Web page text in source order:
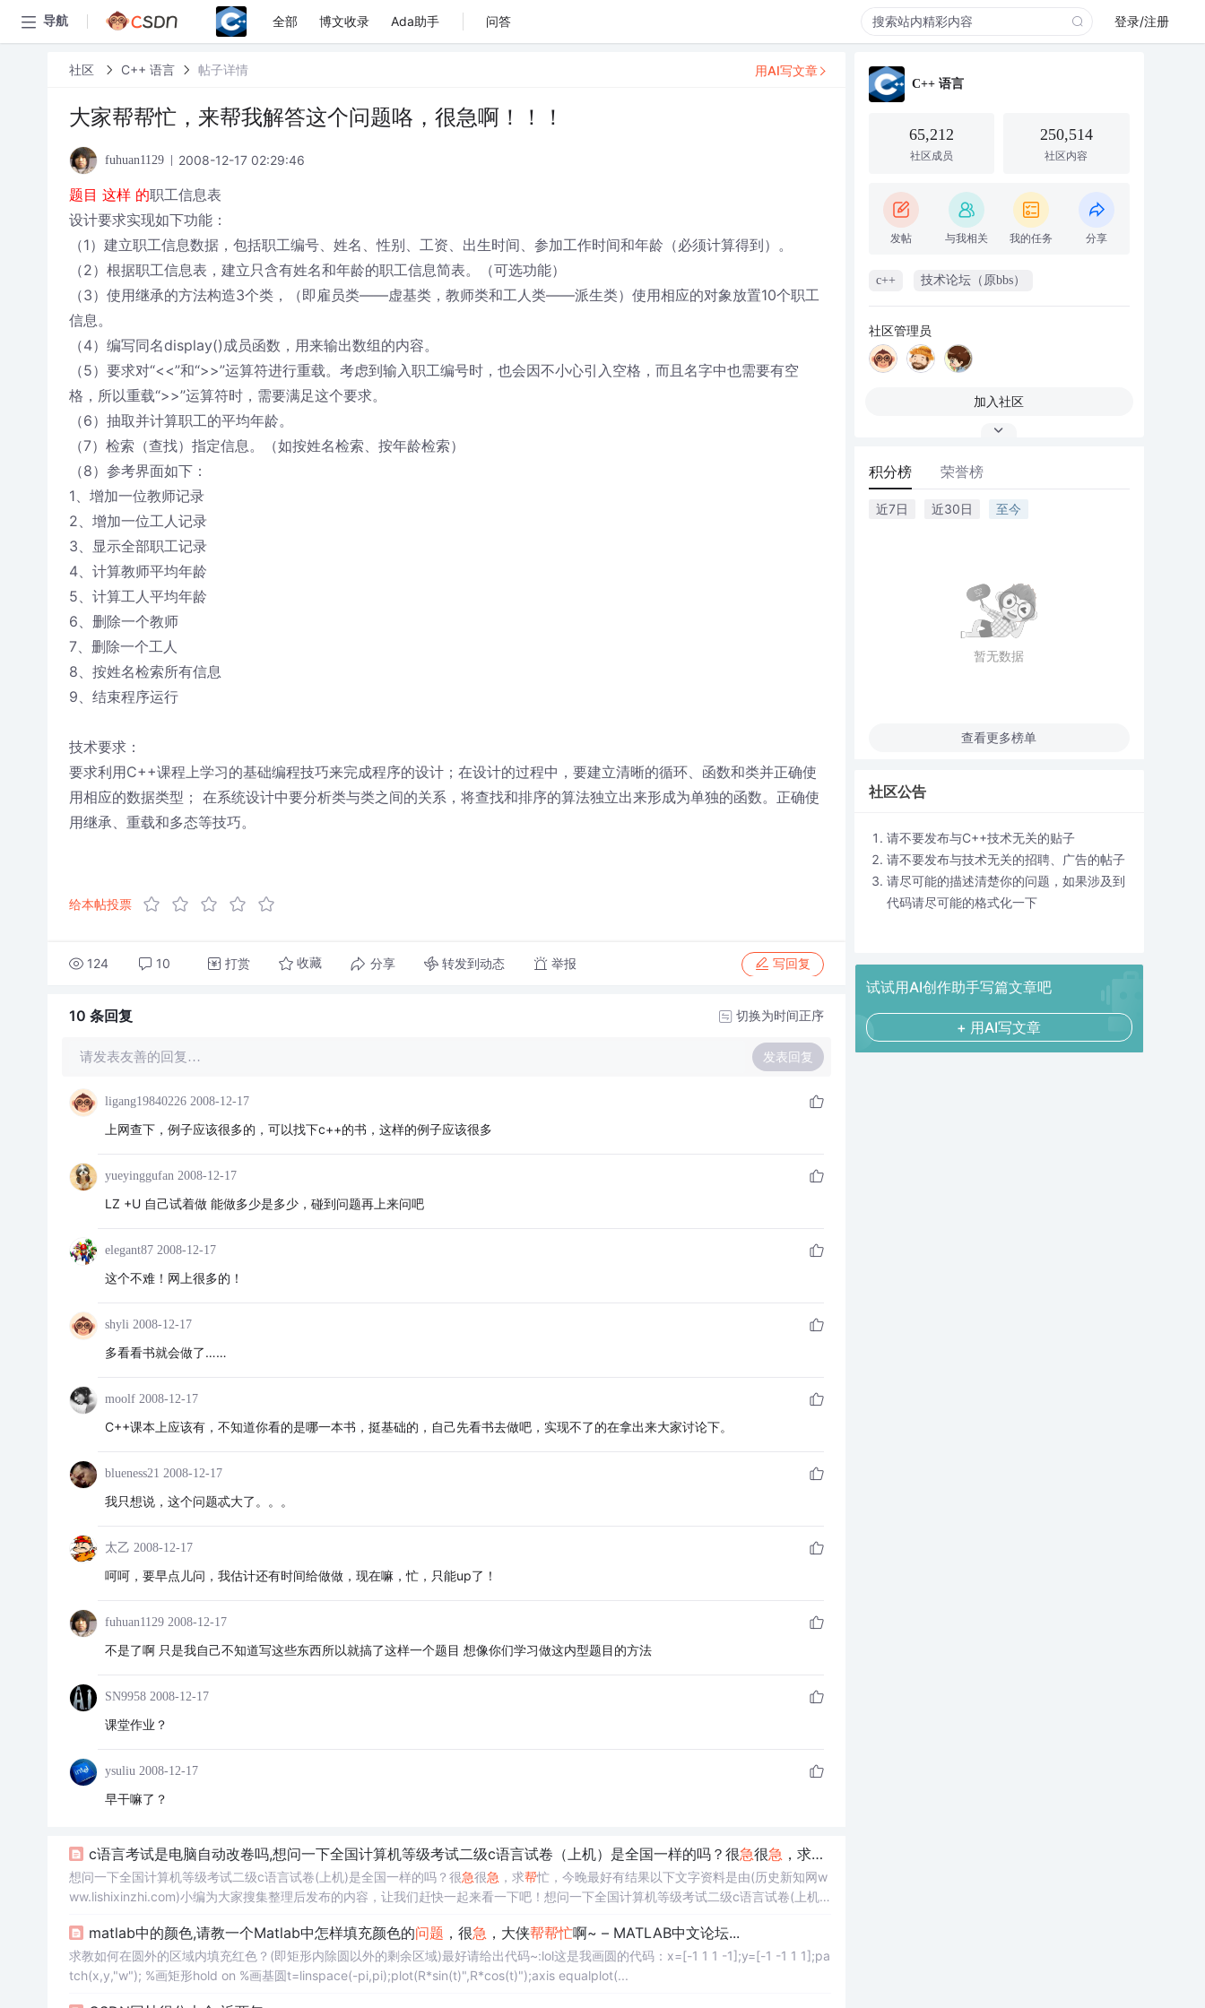
导航 全部 博文收录 Ada助手 问答 登录/注册
社区 C++ 语言 帖子详情
大家帮帮忙，来帮我解答这个问题咯，很急啊！！！
fuhuan1129 2008-12-17 02:29:46
题目 这样 的职工信息表
设计要求实现如下功能：
（1）建立职工信息数据，包括职工编号、姓名、性别、工资、出生时间、参加工作时间和年龄（必须计算得到）。
（2）根据职工信息表，建立只含有姓名和年龄的职工信息简表。（可选功能）
（3）使用继承的方法构造3个类，（即雇员类——虚基类，教师类和工人类——派生类）使用相应的对象放置10个职工
信息。
（4）编写同名display()成员函数，用来输出数组的内容。
（5）要求对“<<”和“>>”运算符进行重载。考虑到输入职工编号时，也会因不小心引入空格，而且名字中也需要有空
格，所以重载“>>’’运算符时，需要满足这个要求。
（6）抽取并计算职工的平均年龄。
（7）检索（查找）指定信息。（如按姓名检索、按年龄检索）
（8）参考界面如下：
1、增加一位教师记录
2、增加一位工人记录
3、显示全部职工记录
4、计算教师平均年龄
5、计算工人平均年龄
6、删除一个教师
7、删除一个工人
8、按姓名检索所有信息
9、结束程序运行
技术要求：
要求利用C++课程上学习的基础编程技巧来完成程序的设计；在设计的过程中，要建立清晰的循环、函数和类并正确使
用相应的数据类型； 在系统设计中要分析类与类之间的关系，将查找和排序的算法独立出来形成为单独的函数。正确使
用继承、重载和多态等技巧。
给本帖投票
124 10 打赏 收藏 分享 转发到动态 举报 写回复
用AI写文章
10 条回复 切换为时间正序
请发表友善的回复… 发表回复
ligang19840226 2008-12-17
上网查下，例子应该很多的，可以找下c++的书，这样的例子应该很多
yueyinggufan 2008-12-17
LZ +U 自己试着做 能做多少是多少，碰到问题再上来问吧
elegant87 2008-12-17
这个不难！网上很多的！
shyli 2008-12-17
多看看书就会做了……
moolf 2008-12-17
C++课本上应该有，不知道你看的是哪一本书，挺基础的，自己先看书去做吧，实现不了的在拿出来大家讨论下。
blueness21 2008-12-17
我只想说，这个问题忒大了。。。
太乙 2008-12-17
呵呵，要早点儿问，我估计还有时间给做做，现在嘛，忙，只能up了！
fuhuan1129 2008-12-17
不是了啊 只是我自己不知道写这些东西所以就搞了这样一个题目 想像你们学习做这内型题目的方法
SN9958 2008-12-17
课堂作业？
ysuliu 2008-12-17
早干嘛了？
c语言考试是电脑自动改卷吗,想问一下全国计算机等级考试二级c语言试卷（上机）是全国一样的吗？很急很急 ，求帮
想问一下全国计算机等级考试二级c语言试卷(上机)是全国一样的吗？很急很急 ，求帮忙，今晚最好有结果以下文字资料是由(历史新知网w
ww.lishixinzhi.com)小编为大家搜集整理后发布的内容，让我们赶快一起来看一下吧！想问一下全国计算机等级考试二级c语言试卷(上机)
管抽上什么...
matlab中的颜色,请教一个Matlab中怎样填充颜色的问题 ，很急 ，大侠帮帮忙啊~ – MATLAB中文论坛...
求教如何在圆外的区域内填充红色？(即矩形内除圆以外的剩余区域)最好请给出代码~:lol这是我画圆的代码：x=[-1 1 1 -1];y=[-1 -1 1 1];pa
tch(x,y,"w"); %画矩形hold on %画基圆t=linspace(-pi,pi);plot(R*sin(t)",R*cos(t)");axis equalplot(...
C++ 语言
65,212
社区成员
250,514
社区内容
发帖 与我相关 我的任务 分享
c++ 技术论坛（原bbs）
社区管理员
加入社区
积分榜 荣誉榜
近7日 近30日 至今
暂无数据
查看更多榜单
社区公告
请不要发布与C++技术无关的贴子
请不要发布与技术无关的招聘、广告的帖子
请尽可能的描述清楚你的问题，如果涉及到
代码请尽可能的格式化一下
试试用AI创作助手写篇文章吧
+ 用AI写文章